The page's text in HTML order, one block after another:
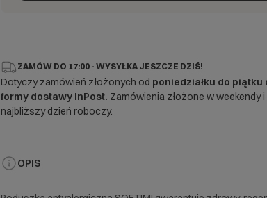
ZAMÓW DO 17:00 - WYSYŁKA JESZCZE DZIŚ!
Dotyczy zamówień złożonych od poniedziałku do piątku
formy dostawy InPost. Zamówienia złożone w weekendy
najbliższy dzień roboczy.
OPIS